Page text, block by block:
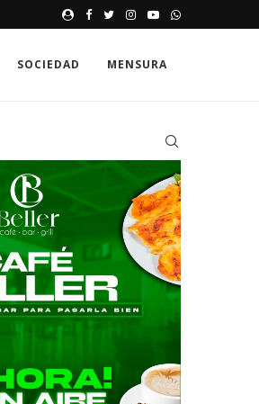
EL CAFÉ COMO EXCUSA
SOCIEDAD MENSURA